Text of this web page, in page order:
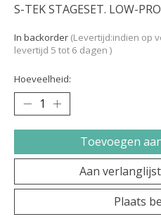
S-TEK STAGESET. LOW-
In backorder (Levertijd:indien op
levertijd 5 tot 6 dagen )
Hoeveelheid:
Toevoegen
Aan
Plaats